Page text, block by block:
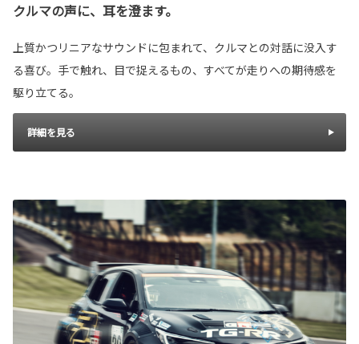
クルマの声に、耳を澄ます。
上質かつリニアなサウンドに包まれて、クルマとの対話に没入す
る喜び。手で触れ、目で捉えるもの、すべてが走りへの期待感を
駆り立てる。
詳細を見る